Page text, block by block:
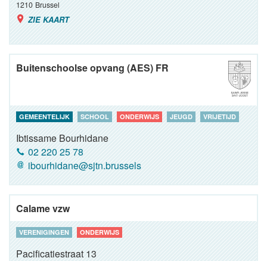
1210 Brussel
ZIE KAART
Buitenschoolse opvang (AES) FR
GEMEENTELIJK SCHOOL ONDERWIJS JEUGD VRIJETIJD
Ibtissame Bourhidane
02 220 25 78
ibourhidane@sjtn.brussels
Calame vzw
VERENIGINGEN ONDERWIJS
Pacificatiestraat 13